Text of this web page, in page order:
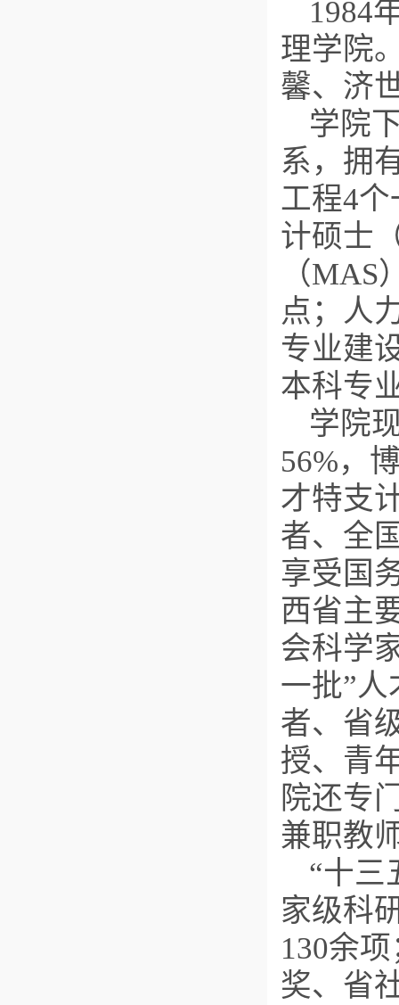
1984
理学院
馨、济
学院
系，拥
工程4
计硕士
（
点；人
专业建
本科专
学院
56%，
才特支
者、全
享受国
西省主
会科学
一批”
者、省
授、青
院还专
兼职教
“十三
家级科
130余
奖、省